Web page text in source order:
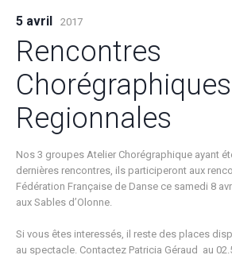
5 avril 2017
Rencontres
Chorégraphiques
Regionnales
Nos 3 groupes Atelier Chorégraphique ayant
dernières rencontres, ils participeront aux
Fédération Française de Danse ce samedi 8
aux Sables d’Olonne.
Si vous êtes interessés, il reste des places
au spectacle. Contactez Patricia Géraud au